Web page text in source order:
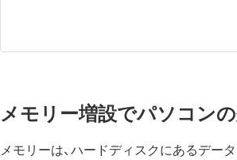
メモリー増設でパソコン
メモリーは、ハードディスクにあるデー